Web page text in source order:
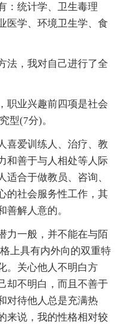
：统计学、卫生毒理
医学、环境卫生学、食
法，我对自己进行了全
职业兴趣前四项是社会
型(7分)。
喜爱训练人、治疗、教
和善于与人相处等人际
适合于做教员、咨询、
的社会服务性工作，其
善解人意的。
力一般，并不能在与陌
上具有内外向的双重特
。关心他人不明白方
却不明白，而且不善于
对待他人总是充满热
来说，我的性格相对较